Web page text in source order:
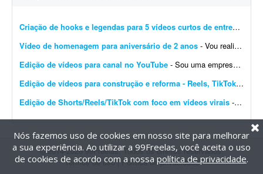
Criação de hooks e legendas para 5 vídeos curtos de entrevistas
Vídeo de homenagem para aniversário de 2 anos - Vou realizar o aniversário do meu filho de 2 anos na próxima sexta-feira. Gostaria de um vídeo animado contando a minha história com minha esposa (namoro e casamento), a...
Edição de vídeos para canal no YouTube - Sou uma empresa à procura de editor de vídeo para canal no YouTube. Preciso de pessoas disponíveis para fazer esse trabalho para mim, pois não tenho tempo nem disponibil...
Edição de vídeos para construção e reforma - Reels, TikTok e anúncios
Edição de Shorts/Reels/TikTok com foco em vídeos virais - Olá! Meu nome é Arthur e sou proprietário da Carioca Artesanato, uma marca especializada em peças artesanais feitas com pedras naturais, cristais e resina. Estou procur...
@2014-2026 99Freelas. Todos os direitos reservados.
Termos de uso| Política de privacidade
Nós fazemos uso de cookies em nosso site para melhorar
a sua experiência. Ao utilizar a 99Freelas, você aceita o uso
de cookies de acordo com a nossa política de privacidade.